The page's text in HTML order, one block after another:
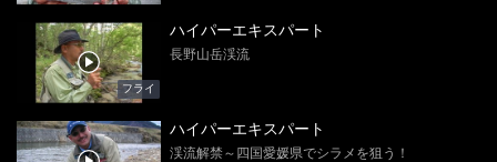
フライ
ハイパーエキスパート
長野山岳渓流
ハイパーエキスパート
渓流解禁～四国愛媛県でシラメを狙う！